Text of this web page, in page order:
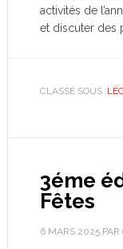
activités de
et discuter des
CLASSÉ SOUS :
3éme
Fêtes
6 MARS 2025PAR